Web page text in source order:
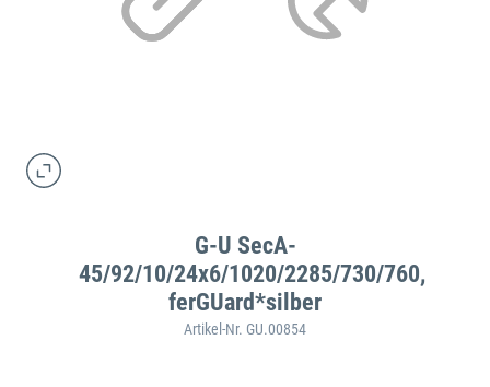
G-U SecA-
45/92/10/24x6/1020/2285/730/760,
ferGUard*silber
Artikel-Nr. GU.00854